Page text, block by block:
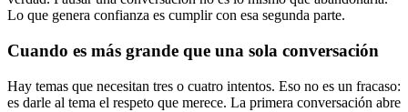
Lo que genera confianza es cumplir con esa segunda parte.
Cuando es más grande que una sola conversación
Hay temas que necesitan tres o cuatro intentos. Eso no es un fracaso:
es darle al tema el respeto que merece. La primera conversación abre